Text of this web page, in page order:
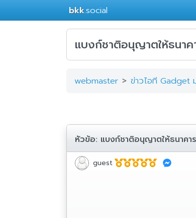
bkk.social
แบงก์ชาติอนุญาตให้ธนา
webmaster ข่าวไอที Gadget
หัวข้อ: แบงก์ชาติอนุญาตให้ธนาค
guest